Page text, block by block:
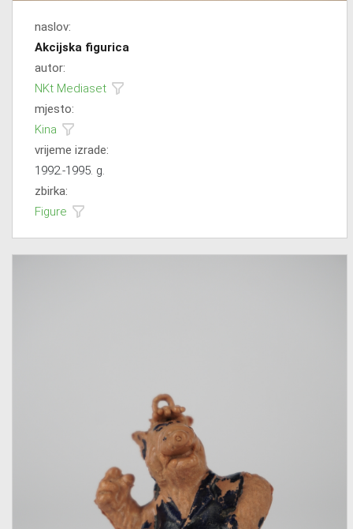
naslov:
Akcijska figurica
autor:
NKt Mediaset
mjesto:
Kina
vrijeme izrade:
1992.-1995. g.
zbirka:
Figure